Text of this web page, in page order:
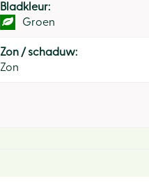
Bladkleur:
Groen
Zon / schaduw:
Zon